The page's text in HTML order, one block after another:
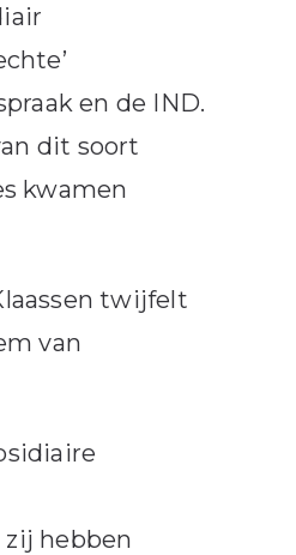
en de IND.
dit soort
kwamen
twijfelt
van
hebben